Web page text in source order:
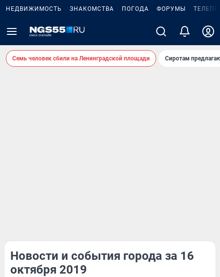
НЕДВИЖИМОСТЬ ЗНАКОМСТВА ПОГОДА ФОРУМЫ
Семь человек сбили на Ленинградской площади Сиротам
Новости и события города за 16
октября 2019